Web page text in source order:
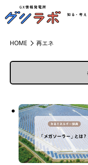
HOME 再エネ